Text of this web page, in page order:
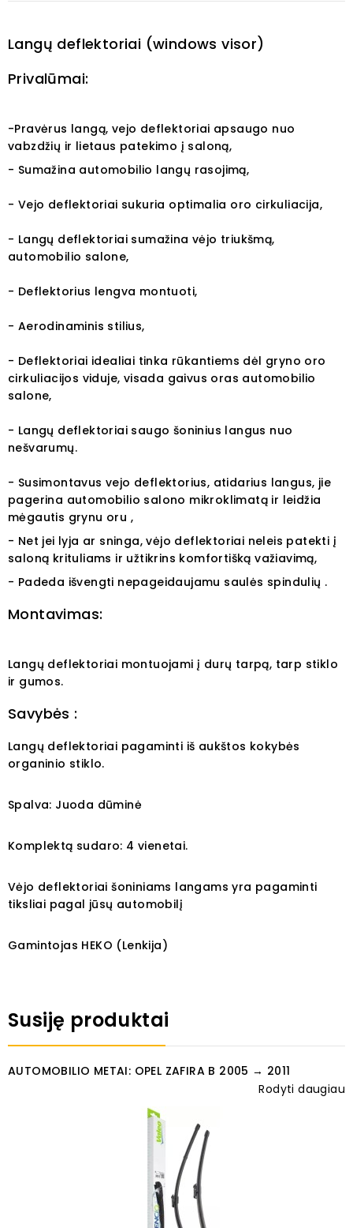
Langų deflektoriai (windows visor)
Privalūmai:
-Pravėrus langą, vejo deflektoriai apsaugo nuo
vabzdžių ir lietaus patekimo į saloną,
- Sumažina automobilio langų rasojimą,
- Vejo deflektoriai sukuria optimalia oro cirkuliacija,
- Langų deflektoriai sumažina vėjo triukšmą,
automobilio salone,
- Deflektorius lengva montuoti,
- Aerodinaminis stilius,
- Deflektoriai idealiai tinka rūkantiems dėl gryno oro
cirkuliacijos viduje, visada gaivus oras automobilio
salone,
- Langų deflektoriai saugo šoninius langus nuo
nešvarumų.
- Susimontavus vejo deflektorius, atidarius langus, jie
pagerina automobilio salono mikroklimatą ir leidžia
mėgautis grynu oru ,
- Net jei lyja ar sninga, vėjo deflektoriai neleis patekti į
saloną krituliams ir užtikrins komfortišką važiavimą,
- Padeda išvengti nepageidaujamu saulės spindulių .
Montavimas:
Langų deflektoriai montuojami į durų tarpą, tarp stiklo
ir gumos.
Savybės :
Langų deflektoriai pagaminti iš aukštos kokybės
organinio stiklo.
Spalva: Juoda dūminė
Komplektą sudaro: 4 vienetai.
Vėjo deflektoriai šoniniams langams yra pagaminti
tiksliai pagal jūsų automobilį
Gamintojas HEKO (Lenkija)
Susiję produktai
AUTOMOBILIO METAI: OPEL ZAFIRA B 2005 → 2011
Rodyti daugiau